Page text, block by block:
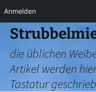
Anmelden
Zum
Inhalt
springen
die üblichen
Artikel werden
Tastatur